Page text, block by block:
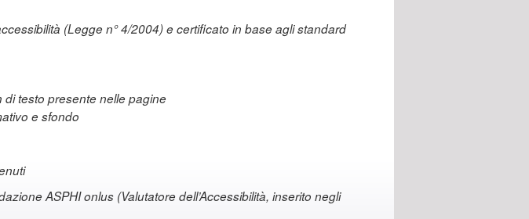
(Legge n° 4/2004) e certificato in base agli standard
testo presente nelle pagine
e sfondo
ASPHI onlus (Valutatore dell’Accessibilità, inserito negli